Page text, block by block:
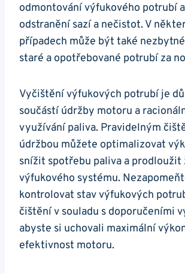
⁣odmontování výfukového ‌potrubí
⁣odstranění⁣ sazí a nečistot. ⁤V
případech může být také
staré a opotřebované⁤ potrubí za
Vyčištění ⁢výfukových potrubí je
součástí‌ údržby motoru a
využívání ⁣paliva. Pravidelným
⁤údržbou můžete optimalizovat
snížit spotřebu ‍paliva‌ a prodloužit
výfukového systému.
kontrolovat⁢ stav ‍výfukových
čištění v ‍souladu s doporučeními
abyste si uchovali maximální
‌efektivnost ⁣motoru.